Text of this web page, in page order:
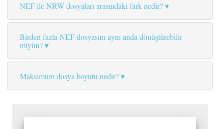
NEF ile NRW dosyaları arasındaki fark nedir?
Birden fazla NEF dosyasını aynı anda dönüştürebilir
miyim?
Maksimum dosya boyutu nedir?